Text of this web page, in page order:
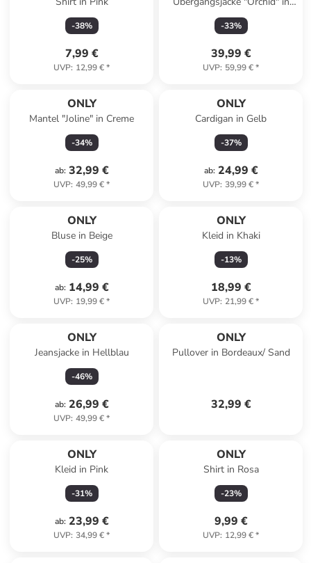
-38%
7,99 €
UVP: 12,99 €*
Taupe
-33%
39,99 €
UVP: 59,99 €*
ONLY
Mantel "Joline" in Creme
-34%
ab: 32,99 €
UVP: 49,99 €*
ONLY
Cardigan in Gelb
-37%
ab: 24,99 €
UVP: 39,99 €*
ONLY
Bluse in Beige
-25%
ab: 14,99 €
UVP: 19,99 €*
ONLY
Kleid in Khaki
-13%
18,99 €
UVP: 21,99 €*
ONLY
Jeansjacke in Hellblau
-46%
ab: 26,99 €
UVP: 49,99 €*
ONLY
Pullover in Bordeaux/ Sand
32,99 €
ONLY
Kleid in Pink
-31%
ab: 23,99 €
UVP: 34,99 €*
ONLY
Shirt in Rosa
-23%
9,99 €
UVP: 12,99 €*